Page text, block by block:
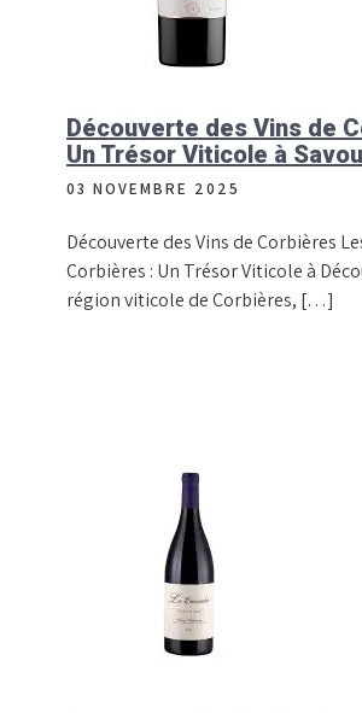
Découverte des Vins de
Un Trésor Viticole à
03 NOVEMBRE 2025
Découverte des Vins de Corbières
Corbières : Un Trésor Viticole à
région viticole de Corbières, […]